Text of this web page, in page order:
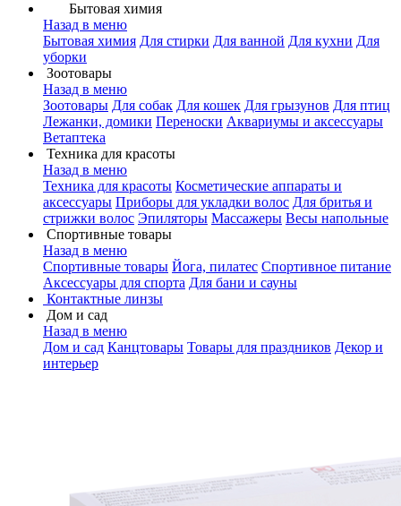
Бытовая химия
Назад в меню
Бытовая химия Для стирки Для ванной Для кухни Для
уборки
Зоотовары
Назад в меню
Зоотовары Для собак Для кошек Для грызунов Для птиц
Лежанки, домики Переноски Аквариумы и аксессуары
Ветаптека
Техника для красоты
Назад в меню
Техника для красоты Косметические аппараты и
аксессуары Приборы для укладки волос Для бритья и
стрижки волос Эпиляторы Массажеры Весы напольные
Спортивные товары
Назад в меню
Спортивные товары Йога, пилатес Спортивное питание
Аксессуары для спорта Для бани и сауны
Контактные линзы
Дом и сад
Назад в меню
Дом и сад Канцтовары Товары для праздников Декор и
интерьер